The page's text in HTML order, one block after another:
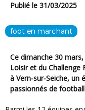
Publié le 31/03/2025
foot en marchant
Ce dimanche 30
Loisiret du Challenge
à Vern-sur-Seiche, un
passionnés de